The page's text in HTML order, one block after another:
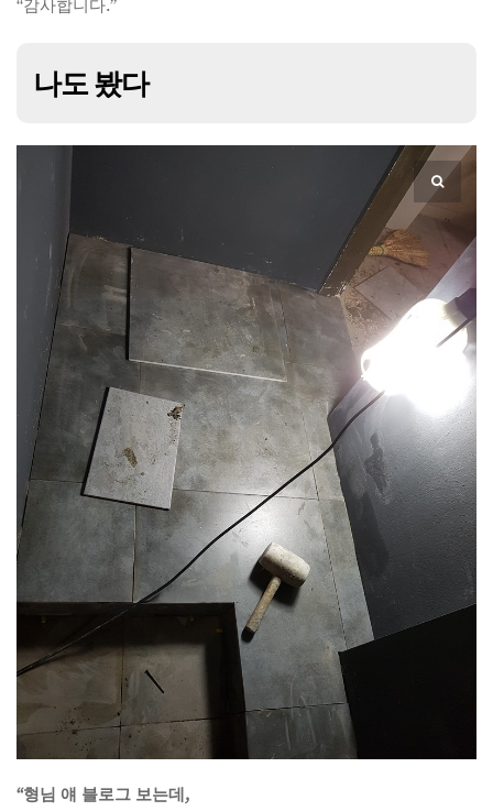
“감사합니다.”
나도 봤다
“형님 얘 블로그 보는데,